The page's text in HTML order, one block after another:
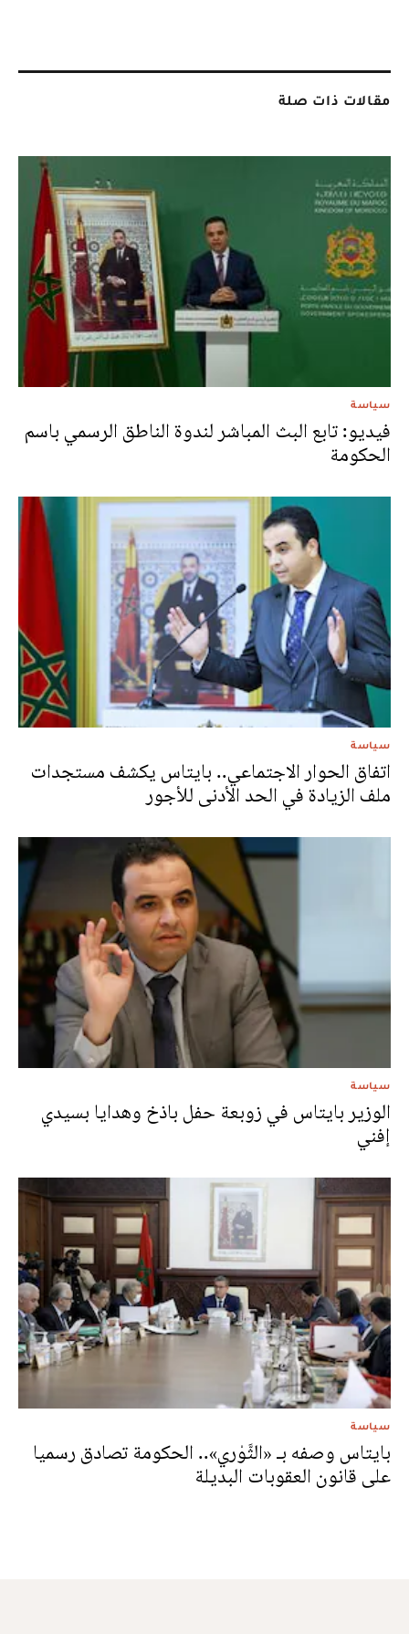
مقالات ذات صلة
سياسة
فيديو: تابع البث المباشر لندوة الناطق الرسمي باسم
الحكومة
سياسة
اتفاق الحوار الاجتماعي.. بايتاس يكشف مستجدات
ملف الزيادة في الحد الأدنى للأجور
سياسة
الوزير بايتاس في زوبعة حفل باذخ وهدايا بسيدي
إفني
سياسة
بايتاس وصفه بـ «الثَّوْري».. الحكومة تصادق رسميا
على قانون العقوبات البديلة